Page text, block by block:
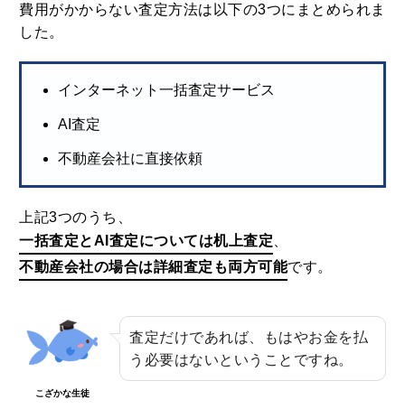
費用がかからない査定方法は以下の3つにまとめられま
した。
インターネット一括査定サービス
AI査定
不動産会社に直接依頼
上記3つのうち、
一括査定とAI査定については机上査定
不動産会社の場合は詳細査定も両方可能です。
こざかな生徒
査定だけであれば、もはやお金を払
う必要はないということですね。